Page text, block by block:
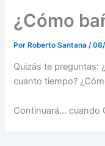
¿Cómo
Por Roberto Santana/
Quizás te preguntas:
cuanto tiempo?
Continuará… cuando